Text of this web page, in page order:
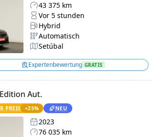
43 375 km
Vor 5 stunden
Hybrid
Automatisch
Setúbal
Expertenbewertung GRATIS
Aut.
PREIS +25% NEU
2023
76 035 km